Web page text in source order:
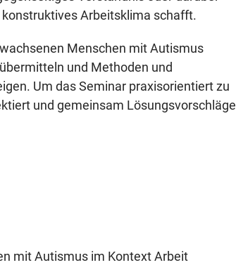
Arbeitsklima schafft.
Menschen mit Autismus
und Methoden und
Um das Seminar praxisorientiert zu
und gemeinsam Lösungsvorschläge
mit Autismus im Kontext Arbeit